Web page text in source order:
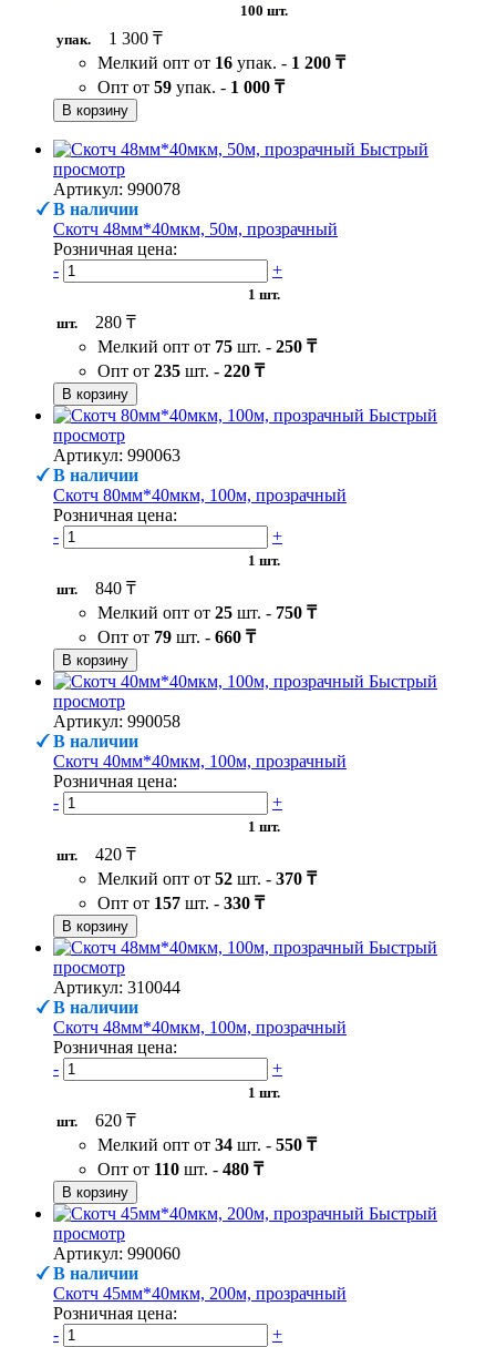
100 шт.
упак.
1 300 ₸
Мелкий опт от 16 упак. - 1 200 ₸
Опт от 59 упак. - 1 000 ₸
В корзину
Быстрый
просмотр
Артикул: 990078
В наличии
Скотч 48мм*40мкм, 50м, прозрачный
Розничная цена:
-
+
1 шт.
шт.
280 ₸
Мелкий опт от 75 шт. - 250 ₸
Опт от 235 шт. - 220 ₸
В корзину
Быстрый
просмотр
Артикул: 990063
В наличии
Скотч 80мм*40мкм, 100м, прозрачный
Розничная цена:
-
+
1 шт.
шт.
840 ₸
Мелкий опт от 25 шт. - 750 ₸
Опт от 79 шт. - 660 ₸
В корзину
Быстрый
просмотр
Артикул: 990058
В наличии
Скотч 40мм*40мкм, 100м, прозрачный
Розничная цена:
-
+
1 шт.
шт.
420 ₸
Мелкий опт от 52 шт. - 370 ₸
Опт от 157 шт. - 330 ₸
В корзину
Быстрый
просмотр
Артикул: 310044
В наличии
Скотч 48мм*40мкм, 100м, прозрачный
Розничная цена:
-
+
1 шт.
шт.
620 ₸
Мелкий опт от 34 шт. - 550 ₸
Опт от 110 шт. - 480 ₸
В корзину
Быстрый
просмотр
Артикул: 990060
В наличии
Скотч 45мм*40мкм, 200м, прозрачный
Розничная цена:
-
+